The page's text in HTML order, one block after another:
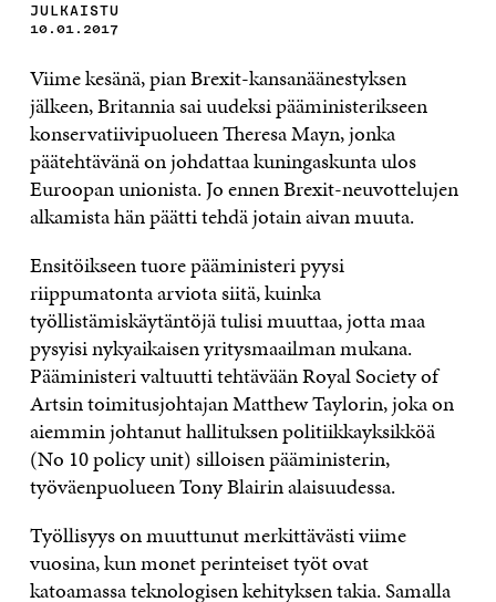
JULKAISTU
10.01.2017
Viime kesänä, pian Brexit-kansanäänestyksen
jälkeen, Britannia sai uudeksi pääministerikseen
konservatiivipuolueen Theresa Mayn, jonka
päätehtävänä on johdattaa kuningaskunta ulos
Euroopan unionista. Jo ennen Brexit-neuvottelujen
alkamista hän päätti tehdä jotain aivan muuta.
Ensitöikseen tuore pääministeri pyysi
riippumatonta arviota siitä, kuinka
työllistämiskäytäntöjä tulisi muuttaa, jotta maa
pysyisi nykyaikaisen yritysmaailman mukana.
Pääministeri valtuutti tehtävään Royal Society of
Artsin toimitusjohtajan Matthew Taylorin, joka on
aiemmin johtanut hallituksen politiikkayksikköä
(No 10 policy unit) silloisen pääministerin,
työväenpuolueen Tony Blairin alaisuudessa.
Työllisyys on muuttunut merkittävästi viime
vuosina, kun monet perinteiset työt ovat
katoamassa teknologisen kehityksen takia. Samalla